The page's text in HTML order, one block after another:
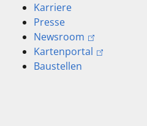
Karriere
Presse
Newsroom
Kartenportal
Baustellen